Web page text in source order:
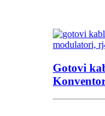
Gotovi